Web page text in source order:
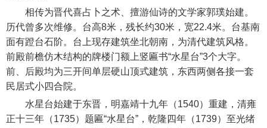
相传为晋代喜占卜之术、擅游仙诗的文学家郭璞始建。
历代曾多次维修。台高8米，残长约30米，宽22.4米。台基南
面有蹬台石阶。台上现存建筑坐北朝南，为清代建筑风格。
前殿前檐仿木结构的牌楼门额上竖匾书“水星台”3个大字。
前、后殿均为三开间单层硬山顶式建筑，东西两侧各接一套
民居式小四合院。
水星台始建于东晋，明嘉靖十九年（1540）重建，清雍
正十三年（1735）题匾“水星台”，乾隆四年（1739）至光绪